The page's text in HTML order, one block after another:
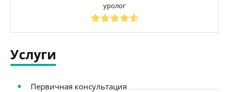
уролог
Услуги
Первичная консультация